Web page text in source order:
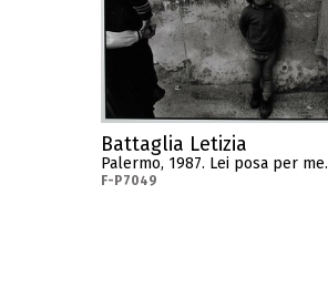
Battaglia Letizia
Palermo, 1987. Lei posa per me.
F-P7049